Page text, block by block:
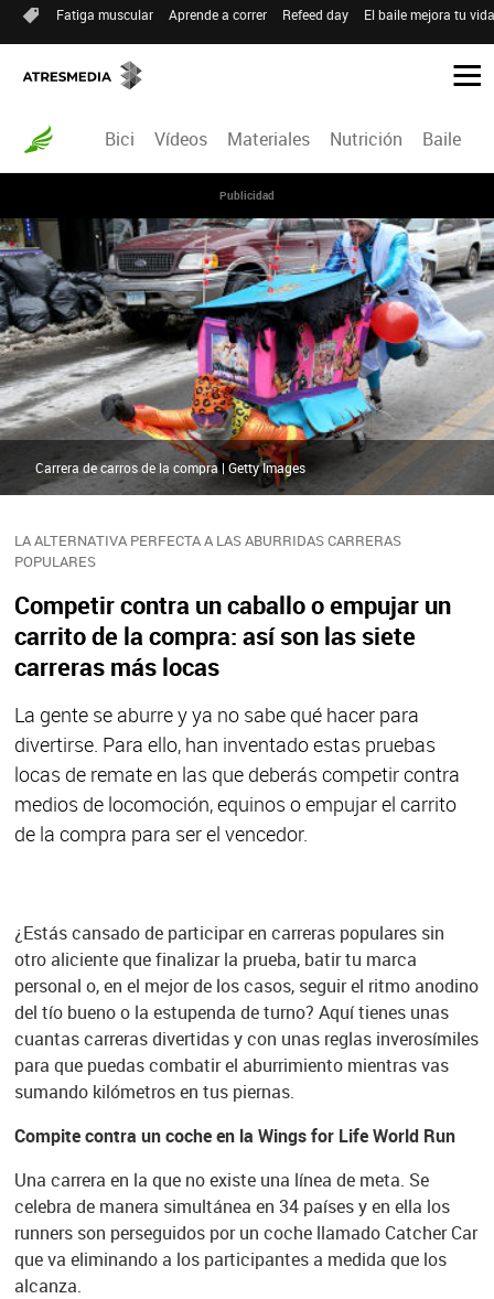
Fatiga muscular Aprende a correr Refeed day El baile mejora tu
Bici Vídeos Materiales Nutrición Baile
Publicidad
LA ALTERNATIVA PERFECTA A LAS ABURRIDAS CARRERAS
POPULARES
Competir contra un caballo o empujar un
carrito de la compra: así son las siete
carreras más locas
La gente se aburre y ya no sabe qué hacer para
divertirse. Para ello, han inventado estas pruebas
locas de remate en las que deberás competir contra
medios de locomoción, equinos o empujar el carrito
de la compra para ser el vencedor.
Carrera de carros de la compra | Getty Images
¿Estás cansado de participar en carreras populares sin
otro aliciente que finalizar la prueba, batir tu marca
personal o, en el mejor de los casos, seguir el ritmo anodino
del tío bueno o la estupenda de turno? Aquí tienes unas
cuantas carreras divertidas y con unas reglas inverosímiles
para que puedas combatir el aburrimiento mientras vas
sumando kilómetros en tus piernas.
Compite contra un coche en la Wings for Life World Run
Una carrera en la que no existe una línea de meta. Se
celebra de manera simultánea en 34 países y en ella los
runners son perseguidos por un coche llamado Catcher Car
que va eliminando a los participantes a medida que los
alcanza.